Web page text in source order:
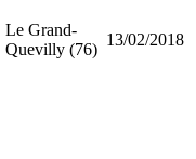
Le Grand-
Quevilly (76)
13/02/2018